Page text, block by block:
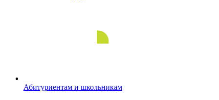
Абитуриентам и школьникам